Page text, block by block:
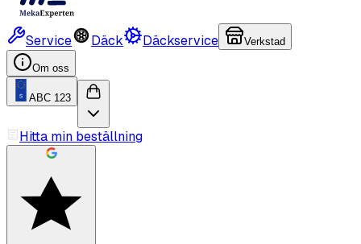
Service Däck Däckservice Verkstad
Om oss
ABC 123
Hitta min beställning